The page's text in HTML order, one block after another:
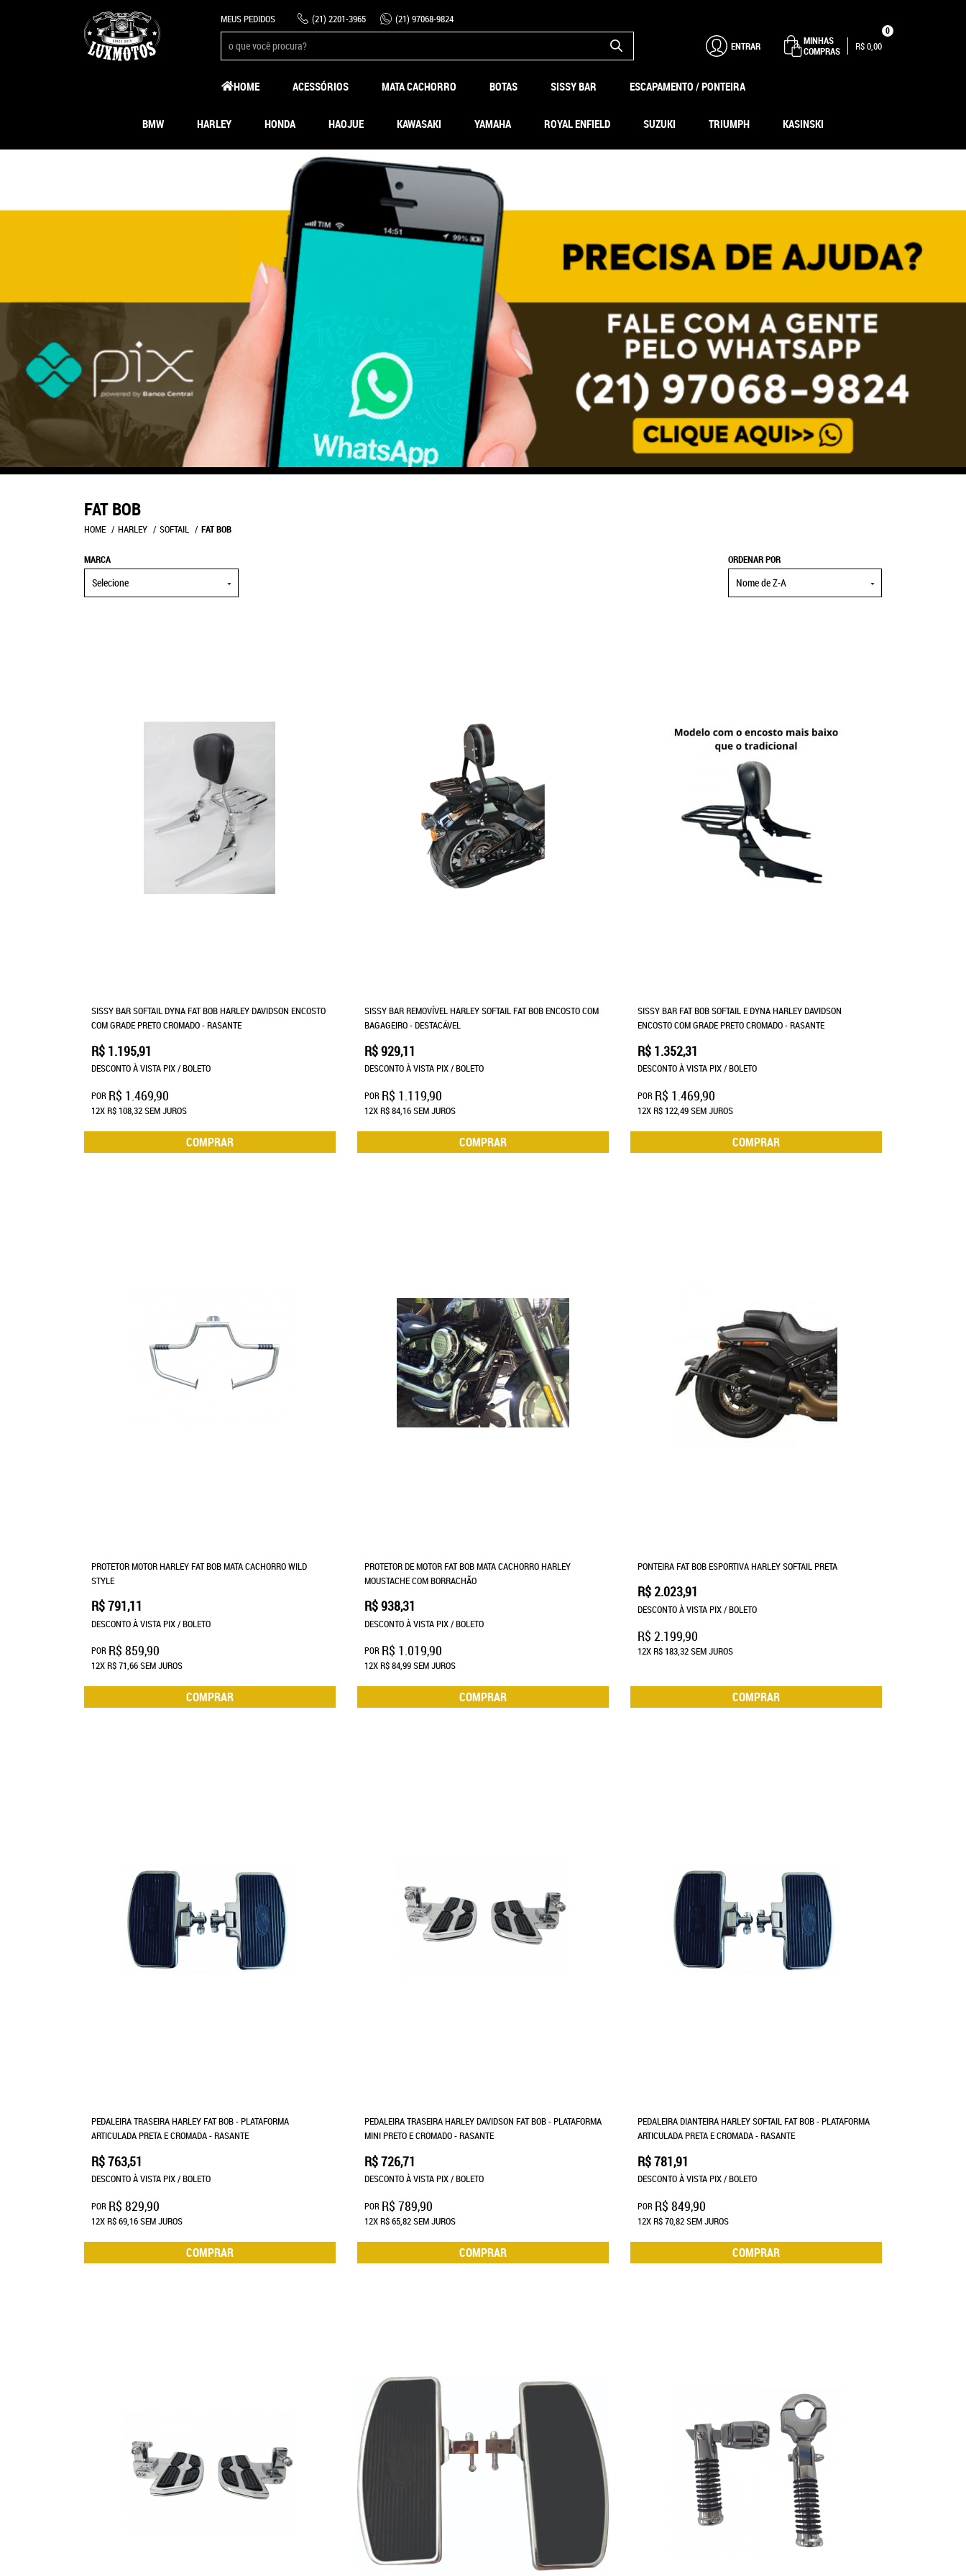
MEUS PEDIDOS (21) 2201-3965 (21) 97068-9824
ENTRAR
MINHAS
COMPRAS
0
R$ 0,00
HOME ACESSÓRIOS MATA CACHORRO BOTAS SISSY BAR ESCAPAMENTO / PONTEIRA
BMW HARLEY HONDA HAOJUE KAWASAKI YAMAHA ROYAL ENFIELD SUZUKI TRIUMPH KASINSKI
FAT BOB
HOME HARLEY SOFTAIL FAT BOB
MARCA
Selecione
ORDENAR POR
Nome de Z-A
SISSY BAR SOFTAIL DYNA FAT BOB HARLEY DAVIDSON ENCOSTO
COM GRADE PRETO CROMADO - RASANTE
POR R$ 1.469,90
R$ 1.195,91
DESCONTO À VISTA PIX / BOLETO
12XR$ 108,32SEM JUROS
COMPRAR
SISSY BAR REMOVÍVEL HARLEY SOFTAIL FAT BOB ENCOSTO COM
BAGAGEIRO - DESTACÁVEL
POR R$ 1.119,90
R$ 929,11
DESCONTO À VISTA PIX / BOLETO
12XR$ 84,16SEM JUROS
COMPRAR
SISSY BAR FAT BOB SOFTAIL E DYNA HARLEY DAVIDSON
ENCOSTO COM GRADE PRETO CROMADO - RASANTE
POR R$ 1.469,90
R$ 1.352,31
DESCONTO À VISTA PIX / BOLETO
12XR$ 122,49SEM JUROS
COMPRAR
PROTETOR MOTOR HARLEY FAT BOB MATA CACHORRO WILD
STYLE
POR R$ 859,90
R$ 791,11
DESCONTO À VISTA PIX / BOLETO
12XR$ 71,66SEM JUROS
COMPRAR
PROTETOR DE MOTOR FAT BOB MATA CACHORRO HARLEY
MOUSTACHE COM BORRACHÃO
POR R$ 1.019,90
R$ 938,31
DESCONTO À VISTA PIX / BOLETO
12XR$ 84,99SEM JUROS
COMPRAR
PONTEIRA FAT BOB ESPORTIVA HARLEY SOFTAIL PRETA
R$ 2.199,90
R$ 2.023,91
DESCONTO À VISTA PIX / BOLETO
12XR$ 183,32SEM JUROS
COMPRAR
PEDALEIRA TRASEIRA HARLEY FAT BOB - PLATAFORMA
ARTICULADA PRETA E CROMADA - RASANTE
POR R$ 829,90
R$ 763,51
DESCONTO À VISTA PIX / BOLETO
12XR$ 69,16SEM JUROS
COMPRAR
PEDALEIRA TRASEIRA HARLEY DAVIDSON FAT BOB - PLATAFORMA
MINI PRETO E CROMADO - RASANTE
POR R$ 789,90
R$ 726,71
DESCONTO À VISTA PIX / BOLETO
12XR$ 65,82SEM JUROS
COMPRAR
PEDALEIRA DIANTEIRA HARLEY SOFTAIL FAT BOB - PLATAFORMA
ARTICULADA PRETA E CROMADA - RASANTE
POR R$ 849,90
R$ 781,91
DESCONTO À VISTA PIX / BOLETO
12XR$ 70,82SEM JUROS
COMPRAR